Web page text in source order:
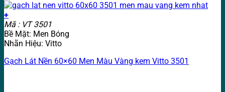
+
Mã : VT 3501
Bề Mặt: Men Bóng
Nhãn Hiệu: Vitto
Gạch Lát Nền 60×60 Men Màu Vàng kem Vitto 3501